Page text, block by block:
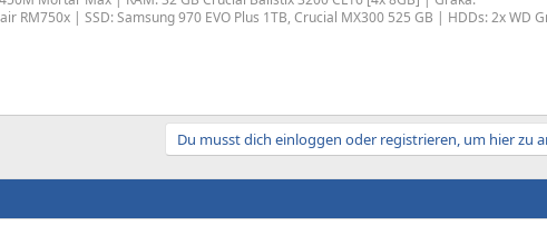
RM750x | SSD: Samsung 970 EVO Plus 1TB, Crucial MX300 525 GB | HDDs: 2x WD
Du musst dich einloggen oder registrieren, um hier zu